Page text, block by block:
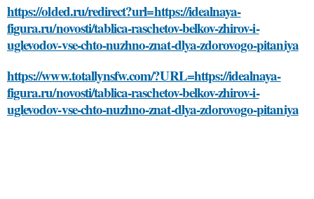
https://olded.ru/redirect?url=https://idealnaya-
figura.ru/novosti/tablica-raschetov-belkov-zhirov-i-
uglevodov-vse-chto-nuzhno-znat-dlya-zdorovogo-pitaniya
https://www.totallynsfw.com/?URL=https://idealnaya-
figura.ru/novosti/tablica-raschetov-belkov-zhirov-i-
uglevodov-vse-chto-nuzhno-znat-dlya-zdorovogo-pitaniya